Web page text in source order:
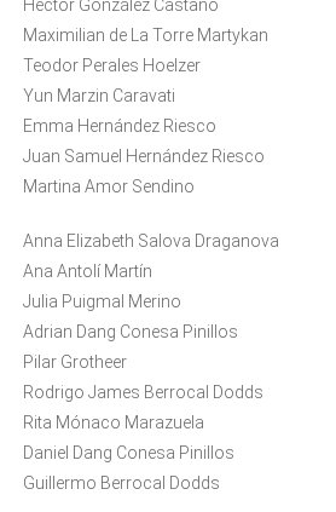
Héctor González Castaño
Maximilian de La Torre Martykan
Teodor Perales Hoelzer
Yun Marzin Caravati
Emma Hernández Riesco
Juan Samuel Hernández Riesco
Martina Amor Sendino
Anna Elizabeth Salova Draganova
Ana Antolí Martín
Julia Puigmal Merino
Adrian Dang Conesa Pinillos
Pilar Grotheer
Rodrigo James Berrocal Dodds
Rita Mónaco Marazuela
Daniel Dang Conesa Pinillos
Guillermo Berrocal Dodds